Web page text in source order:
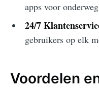
apps voor
24/7
gebruikers op elk
Voordelen